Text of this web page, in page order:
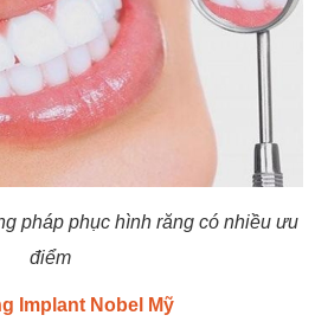
pháp phục hình răng có nhiều ưu
điểm
Implant Nobel Mỹ